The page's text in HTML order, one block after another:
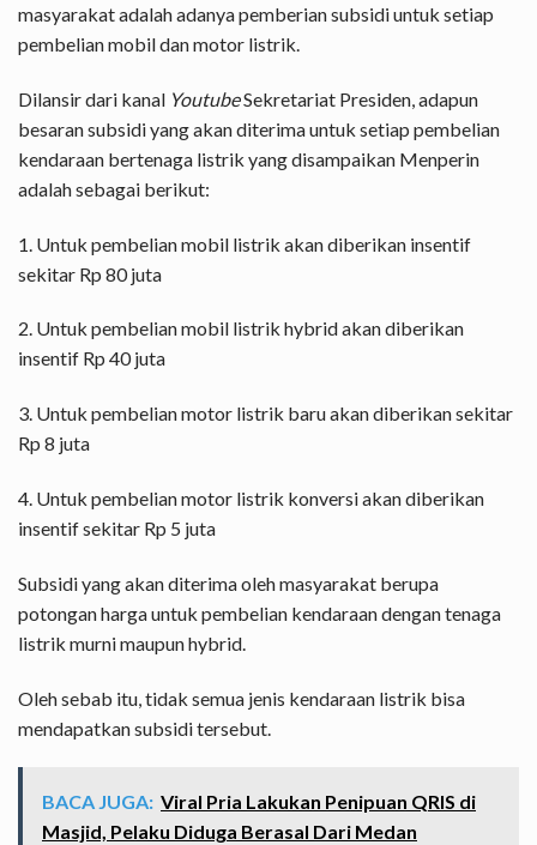
masyarakat adalah adanya pemberian subsidi untuk setiap
pembelian mobil dan motor listrik.
Dilansir dari kanal YoutubeSekretariat Presiden, adapun
besaran subsidi yang akan diterima untuk setiap pembelian
kendaraan bertenaga listrik yang disampaikan Menperin
adalah sebagai berikut:
1. Untuk pembelian mobil listrik akan diberikan insentif
sekitar Rp 80 juta
2. Untuk pembelian mobil listrik hybrid akan diberikan
insentif Rp 40 juta
3. Untuk pembelian motor listrik baru akan diberikan sekitar
Rp 8 juta
4. Untuk pembelian motor listrik konversi akan diberikan
insentif sekitar Rp 5 juta
Subsidi yang akan diterima oleh masyarakat berupa
potongan harga untuk pembelian kendaraan dengan tenaga
listrik murni maupun hybrid.
Oleh sebab itu, tidak semua jenis kendaraan listrik bisa
mendapatkan subsidi tersebut.
BACA JUGA: Viral Pria Lakukan Penipuan QRIS di
Masjid, Pelaku Diduga Berasal Dari Medan